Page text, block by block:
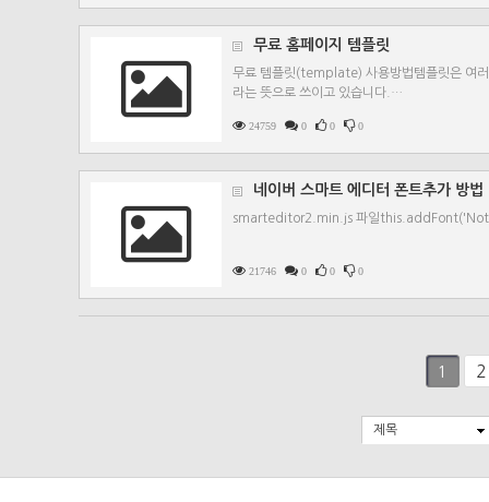
무료 홈페이지 템플릿
무료 템플릿(template) 사용방법템플릿은 여러
라는 뜻으로 쓰이고 있습니다.…
24759 0 0 0
네이버 스마트 에디터 폰트추가 방법
smarteditor2.min.js 파일
21746 0 0 0
1 2
제목